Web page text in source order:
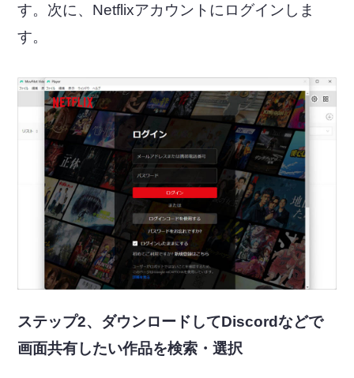
す。次に、Netflixアカウントにログインしま
す。
ステップ2、ダウンロードしてDiscordなどで
画面共有したい作品を検索・選択